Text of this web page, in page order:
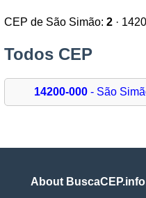
CEP de São Simão:2 ·
Todos CEP
14200-000- São
About BuscaCEP.info